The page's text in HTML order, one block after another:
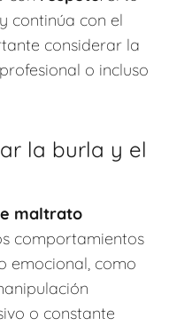
continúa con el
considerar la
o incluso
la burla y el
maltrato
comportamientos
emocional, como
o constante